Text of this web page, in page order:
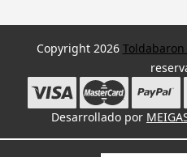
Copyright 2026 Toldabaron
Desarrollado por